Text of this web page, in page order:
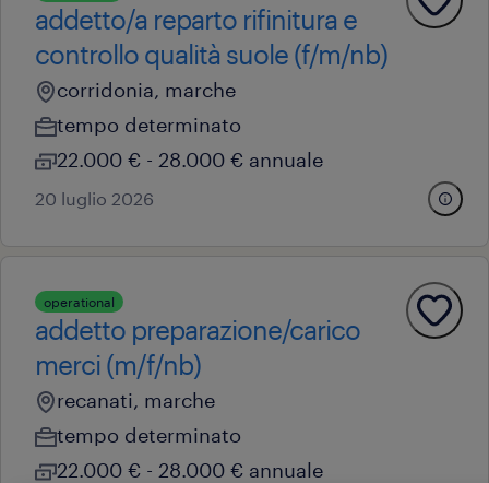
addetto/a reparto rifinitura e
controllo qualità suole (f/m/nb)
corridonia, marche
tempo determinato
22.000 € - 28.000 € annuale
20 luglio 2026
operational
addetto preparazione/carico
merci (m/f/nb)
recanati, marche
tempo determinato
22.000 € - 28.000 € annuale